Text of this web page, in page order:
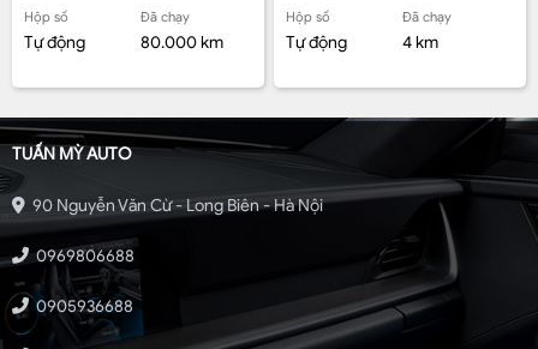
Hộp số
Tự động
Đã chạy
80.000 km
Hộp số
Tự động
Đã chạy
4 km
TUẤN MỲ AUTO
90 Nguyễn Văn Cừ - Long Biên - Hà Nội
0969806688
0905936688